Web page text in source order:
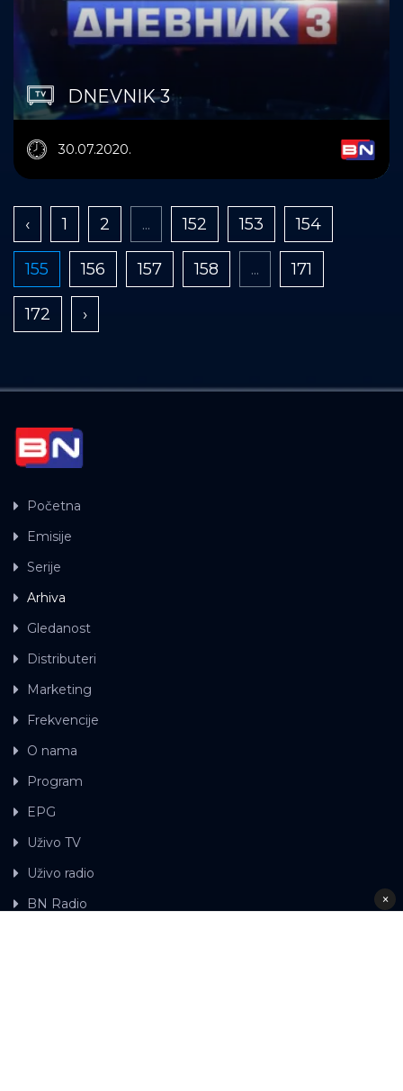
DNEVNIK 3
30.07.2020.
‹ 1 2 ... 152 153 154
155 156 157 158 ... 171
172 ›
Početna
Emisije
Serije
Arhiva
Gledanost
Distributeri
Marketing
Frekvencije
O nama
Program
EPG
Uživo TV
Uživo radio
BN Radio
×